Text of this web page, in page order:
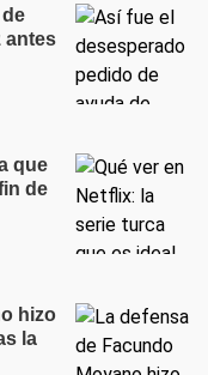
antes
que
de
hizo
la